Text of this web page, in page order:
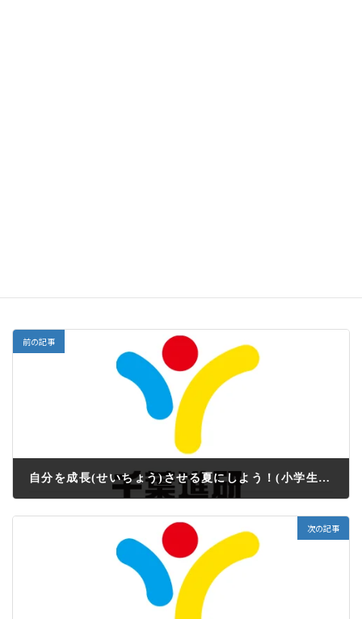
前の記事
自分を成長(せいちょう)させる夏にしよう！(小学生：塾だより7-8月号）
次の記事